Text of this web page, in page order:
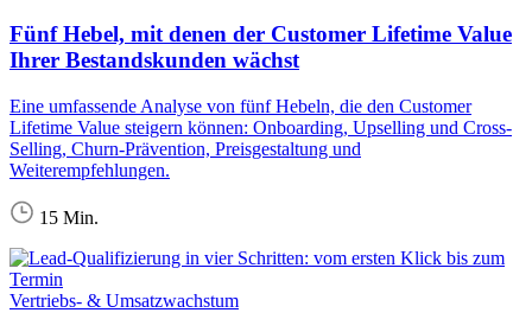
Fünf Hebel, mit denen der Customer Lifetime Value
Ihrer Bestandskunden wächst
Eine umfassende Analyse von fünf Hebeln, die den Customer
Lifetime Value steigern können: Onboarding, Upselling und Cross-
Selling, Churn-Prävention, Preisgestaltung und
Weiterempfehlungen.
15 Min.
Vertriebs- & Umsatzwachstum